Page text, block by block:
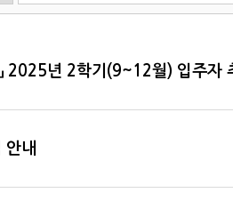
2025년 2학기(9~12월) 입주자
안내